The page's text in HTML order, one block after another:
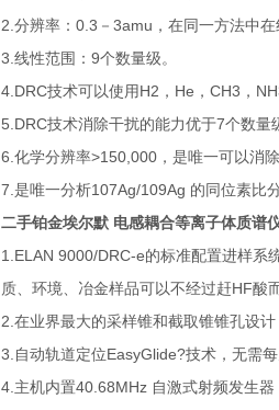
2.分辨率：0.3－3amu，在同一方法中
3.线性范围：9个数量级。
4.DRC技术可以使用H2，He，CH3，
5.DRC技术消除干扰的能力优于7个数量
6.化学分辨率>150,000，是唯一可以消
7.是唯一分析107Ag/109Ag 的同位素比
二手铂金埃尔默 电感耦合等离子体质谱
1.ELAN 9000/DRC-e的标准配置进样系
质、环境、冶金样品可以不经过赶HF酸
2.在业界最大的采样锥和截取锥锥孔设
3.自动轨道定位EasyGlide?技术，无需每
4.主机内置40.68MHz 自激式射频发生